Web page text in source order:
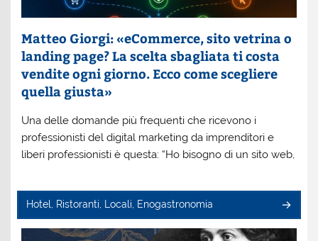
Matteo Giorgi: «eCommerce, sito vetrina o
landing page? La scelta sbagliata ti costa
vendite ogni giorno. Ecco come scegliere
quella giusta»
Una delle domande più frequenti che ricevono i
professionisti del digital marketing da imprenditori e
liberi professionisti è questa: “Ho bisogno di un sito web,
Hotel, Ristoranti, Locali, Enogastronomia